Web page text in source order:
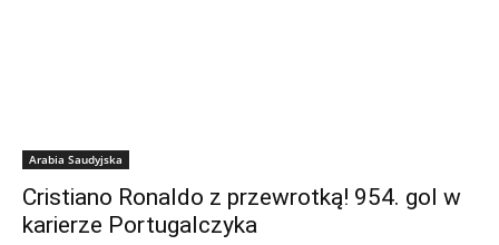
Arabia Saudyjska
Cristiano Ronaldo z przewrotką! 954. gol w
karierze Portugalczyka